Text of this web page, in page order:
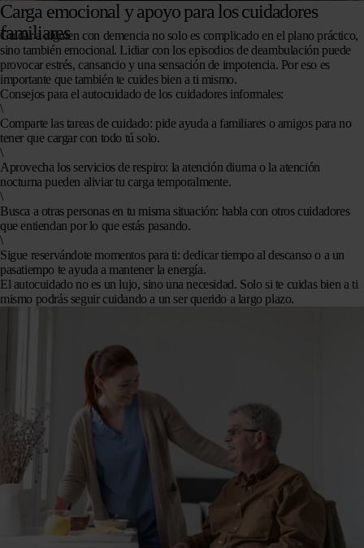
Carga emocional y apoyo para los cuidadores
familiares
Cuidar a alguien con demencia no solo es complicado en el plano práctico,
sino también emocional. Lidiar con los episodios de deambulación puede
provocar estrés, cansancio y una sensación de impotencia. Por eso es
importante que también te cuides bien a ti mismo.
Consejos para el autocuidado de los cuidadores informales:
\
Comparte las tareas de cuidado: pide ayuda a familiares o amigos para no
tener que cargar con todo tú solo.
\
Aprovecha los servicios de respiro: la atención diurna o la atención
nocturna pueden aliviar tu carga temporalmente.
\
Busca a otras personas en tu misma situación: habla con otros cuidadores
que entiendan por lo que estás pasando.
\
Sigue reservándote momentos para ti: dedicar tiempo al descanso o a un
pasatiempo te ayuda a mantener la energía.
El autocuidado no es un lujo, sino una necesidad. Solo si te cuidas bien a ti
mismo podrás seguir cuidando a un ser querido a largo plazo.